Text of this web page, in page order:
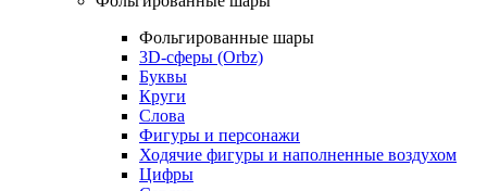
Фольгированные шары
3D-сферы (Orbz)
Буквы
Круги
Слова
Фигуры и персонажи
Ходячие фигуры и наполненные воздухом
Цифры